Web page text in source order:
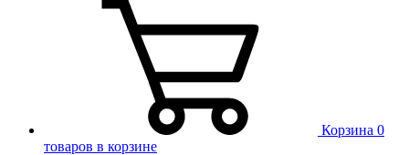
Корзина 0
товаров в корзине